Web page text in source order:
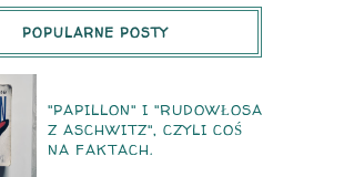
POPULARNE POSTY
"PAPILLON" I "RUDOWŁOSA
Z ASCHWITZ", CZYLI COŚ
NA FAKTACH.